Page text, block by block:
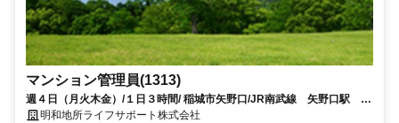
マンション管理員(1313)
週４日（月火木金）/１日３時間/ 稲城市矢野口/JR南武線 矢野口駅 徒
歩8分/分譲マンションの管理員募集です
明和地所ライフサポート株式会社